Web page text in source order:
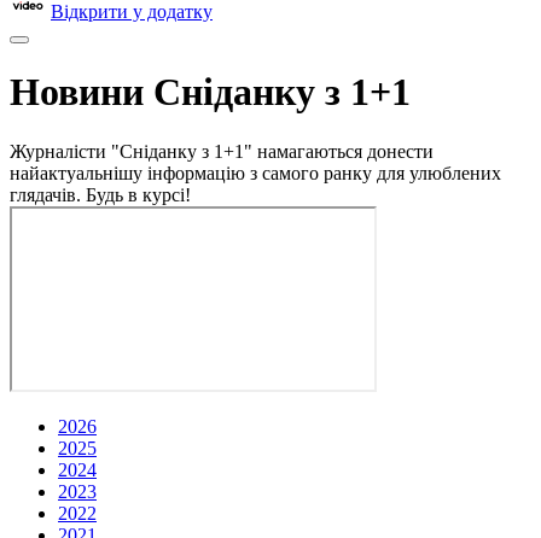
Відкрити у додатку
Новини Сніданку з 1+1
Журналісти "Сніданку з 1+1" намагаються донести
найактуальнішу інформацію з самого ранку для улюблених
глядачів. Будь в курсі!
2026
2025
2024
2023
2022